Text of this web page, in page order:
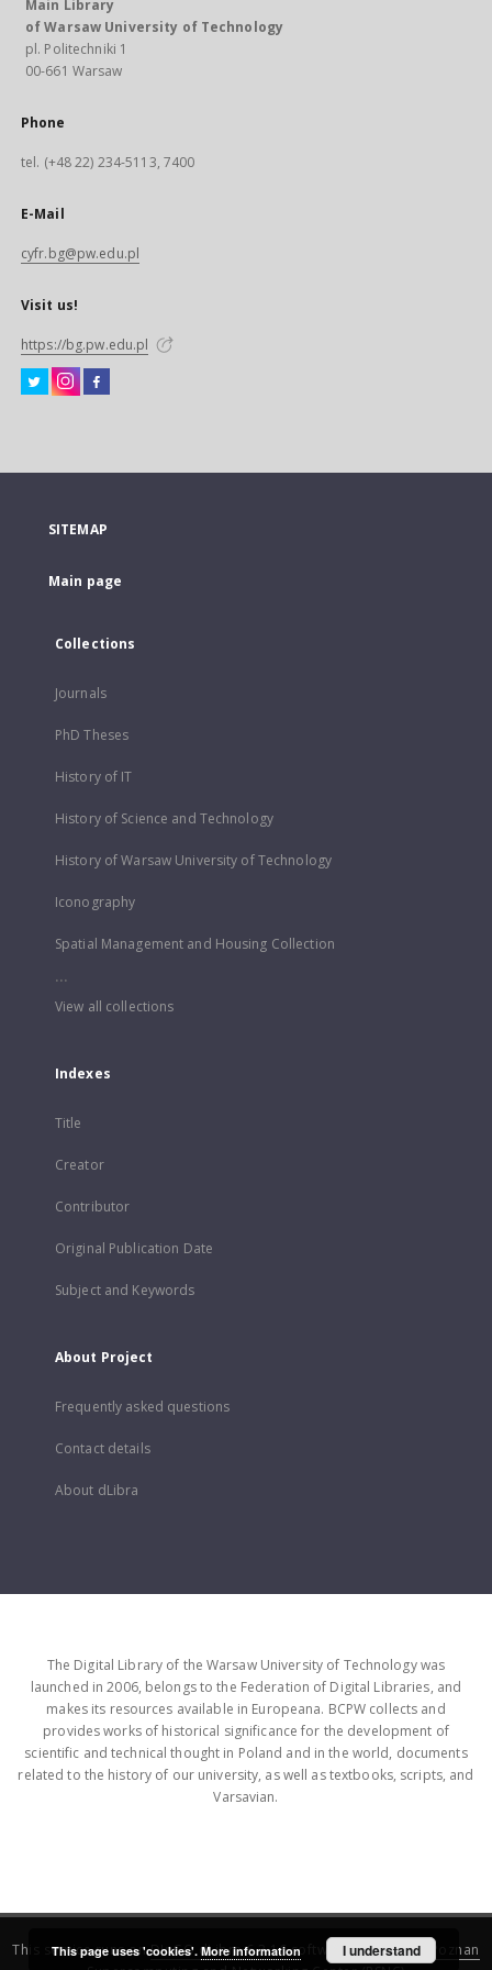
Main Library
of Warsaw University of Technology
pl. Politechniki 1
00-661 Warsaw
Phone
tel. (+48 22) 234-5113, 7400
E-Mail
cyfr.bg@pw.edu.pl
Visit us!
https://bg.pw.edu.pl
SITEMAP
Main page
Collections
Journals
PhD Theses
History of IT
History of Science and Technology
History of Warsaw University of Technology
Iconography
Spatial Management and Housing Collection
...
View all collections
Indexes
Title
Creator
Contributor
Original Publication Date
Subject and Keywords
About Project
Frequently asked questions
Contact details
About dLibra
The Digital Library of the Warsaw University of Technology was
launched in 2006, belongs to the Federation of Digital Libraries, and
makes its resources available in Europeana. BCPW collects and
provides works of historical significance for the development of
scientific and technical thought in Poland and in the world, documents
related to the history of our university, as well as textbooks, scripts, and
Varsavian.
This service runs onDInGO dLibra 6.3.16software created by
Poznan
This page uses 'cookies'. More information I understand